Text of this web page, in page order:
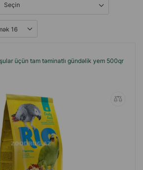
üçün tam təminatlı gündəlik yem 500qr